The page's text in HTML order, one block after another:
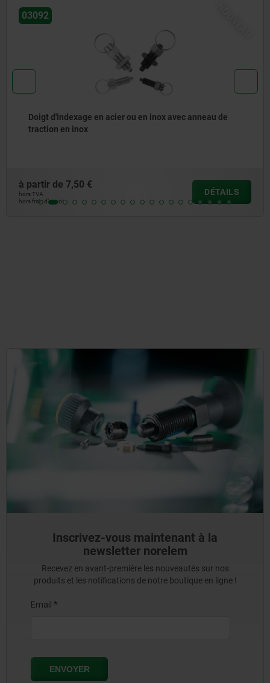
NOUVEAU
de
DÉTAILS
Doigts d’indexage en inox pour la
hors frais d’envoi
Inscrivez-vous maintenant à la
newsletter norelem
Recevez en avant-première les nouveautés sur nos
produits et les notifications de notre boutique en ligne !